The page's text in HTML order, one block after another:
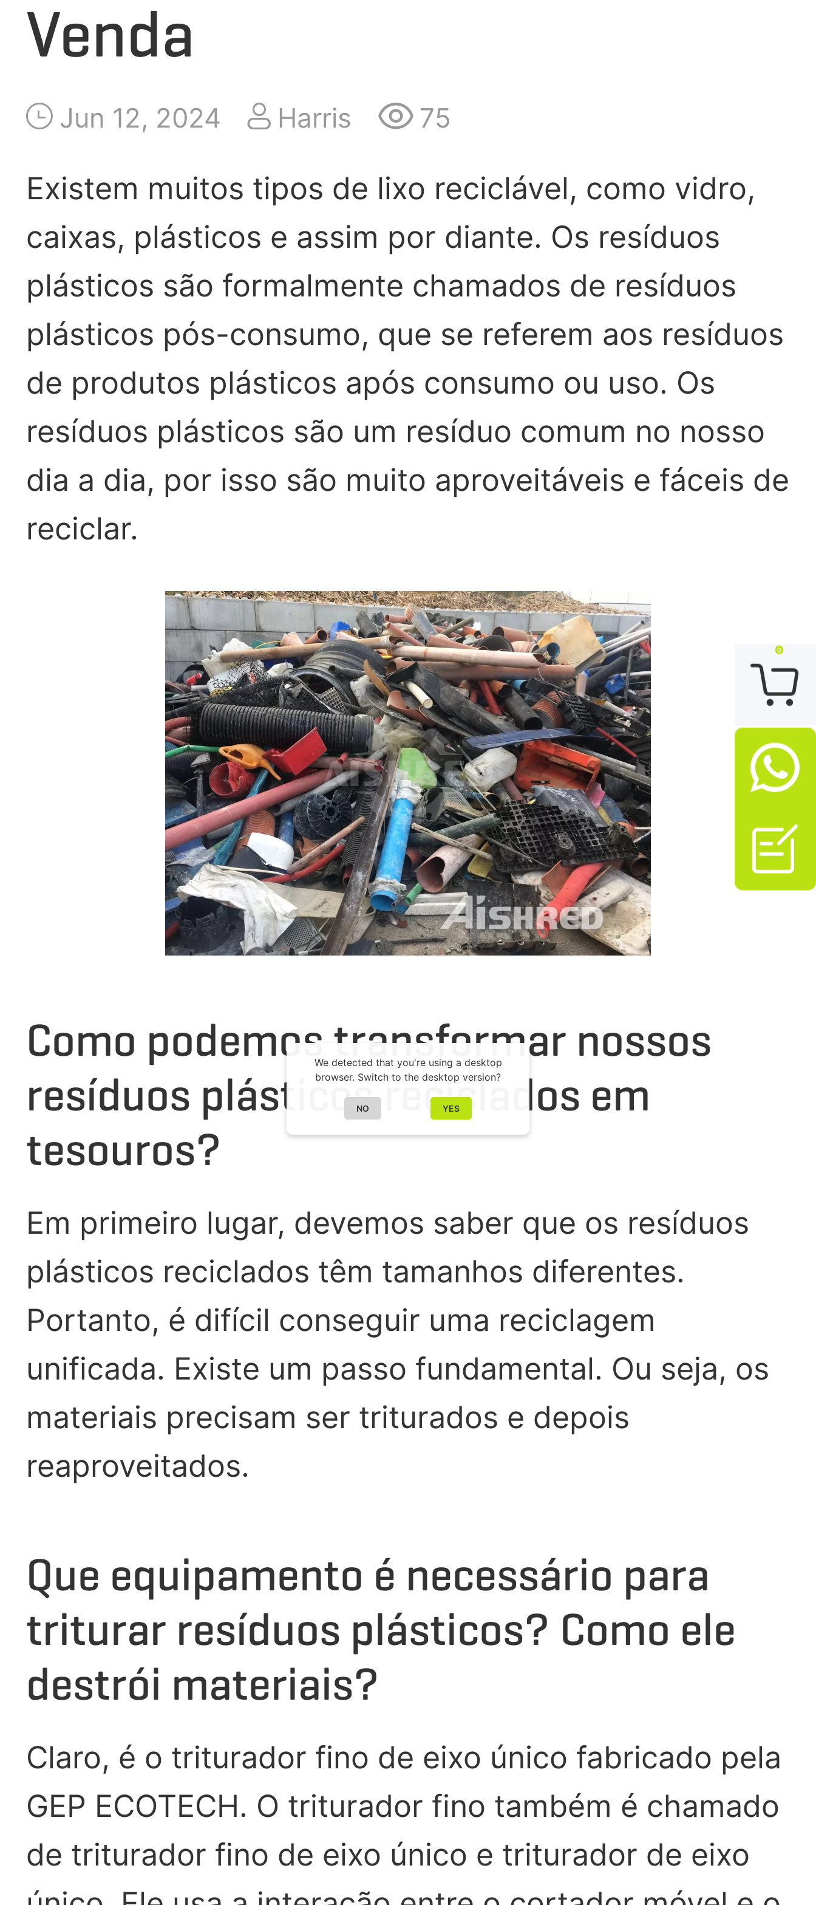
APLICAÇÃO
LANÇAMENTO
SOBRE NÓS
FALE CONOSCO
Venda
Jun 12, 2024 Harris 75
Existem muitos tipos de lixo reciclável, como vidro,
caixas, plásticos e assim por diante. Os resíduos
plásticos são formalmente chamados de resíduos
plásticos pós-consumo, que se referem aos resíduos
de produtos plásticos após consumo ou uso. Os
resíduos plásticos são um resíduo comum no nosso
dia a dia, por isso são muito aproveitáveis e fáceis de
reciclar.
Como podemos transformar nossos
resíduos plásticos reciclados em
tesouros?
Em primeiro lugar, devemos saber que os resíduos
plásticos reciclados têm tamanhos diferentes.
Portanto, é difícil conseguir uma reciclagem
unificada. Existe um passo fundamental. Ou seja, os
materiais precisam ser triturados e depois
reaproveitados.
Que equipamento é necessário para
triturar resíduos plásticos? Como ele
destrói materiais?
Claro, é o triturador fino de eixo único fabricado pela
GEP ECOTECH. O triturador fino também é chamado
de triturador fino de eixo único e triturador de eixo
We detected that you're using a desktop
browser. Switch to the desktop version?
NO YES

0

